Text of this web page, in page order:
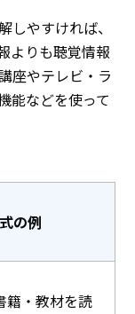
やすければ、
よりも聴覚情報
座やテレビ・ラ
能などを使って
の例
籍・教材を読